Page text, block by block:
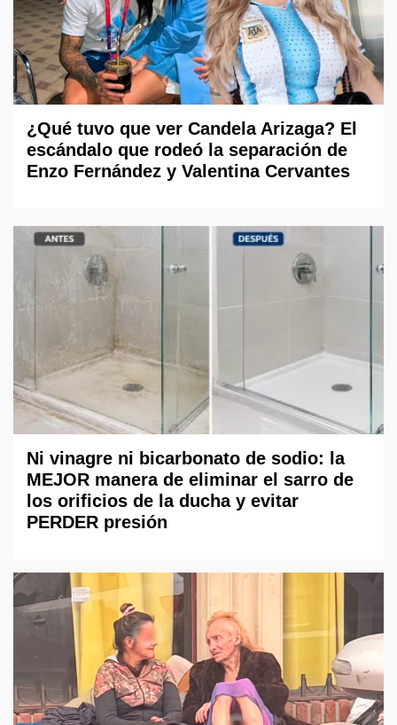
¿Qué tuvo que ver Candela Arizaga? El
escándalo que rodeó la separación de
Enzo Fernández y Valentina Cervantes
Ni vinagre ni bicarbonato de sodio: la
MEJOR manera de eliminar el sarro de
los orificios de la ducha y evitar
PERDER presión